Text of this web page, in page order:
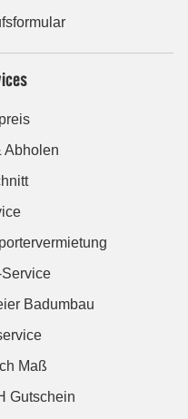
Abholen
Badumbau
Maß
Gutschein